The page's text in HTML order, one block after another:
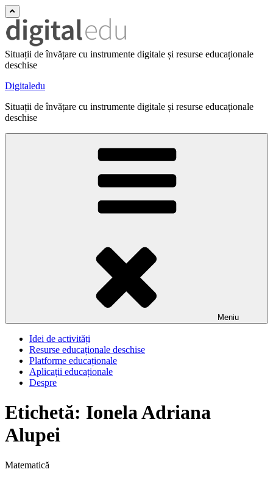
Situații de învățare cu instrumente digitale și resurse educaționale
deschise
Digitaledu
Situații de învățare cu instrumente digitale și resurse educaționale
deschise
Meniu
Idei de activități
Resurse educaționale deschise
Platforme educaționale
Aplicații educaționale
Despre
Etichetă: Ionela Adriana
Alupei
Matematică